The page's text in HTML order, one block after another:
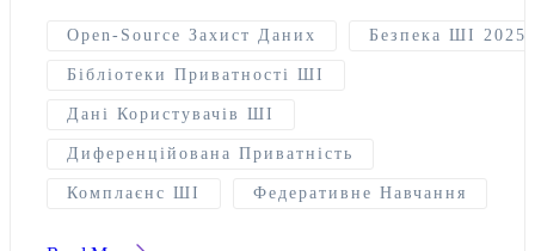
Open-Source Захист Даних Безпека ШІ 2025
Бібліотеки Приватності ШІ
Дані Користувачів ШІ
Диференційована Приватність
Комплаєнс ШІ Федеративне Навчання